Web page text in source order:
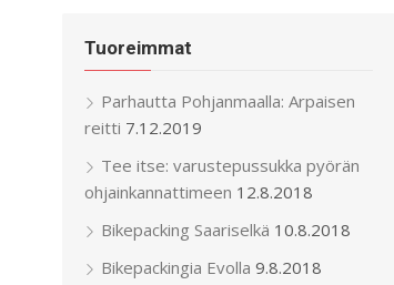
Tuoreimmat
Parhautta Pohjanmaalla: Arpaisen
reitti 7.12.2019
Tee itse: varustepussukka pyörän
ohjainkannattimeen 12.8.2018
Bikepacking Saariselkä 10.8.2018
Bikepackingia Evolla 9.8.2018